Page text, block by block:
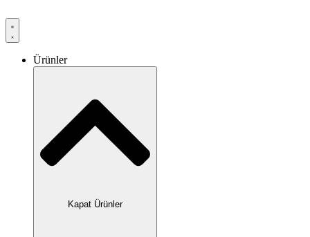
Ürünler
Kapat Ürünler